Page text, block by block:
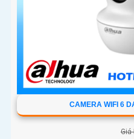
CAMERA WIFI 6
Giá